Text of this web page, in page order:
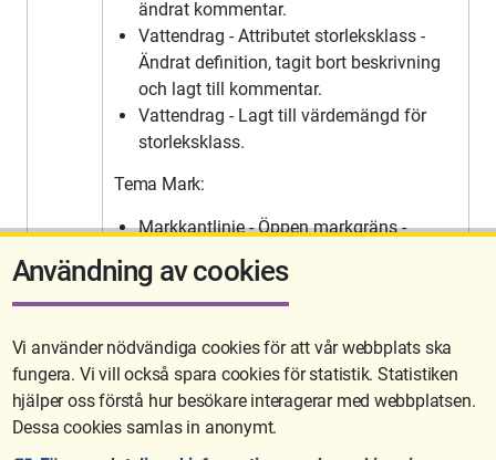
ändrat kommentar.
Vattendrag - Attributet storleksklass -
Ändrat definition, tagit bort beskrivning
och lagt till kommentar.
Vattendrag - Lagt till värdemängd för
storleksklass.
Tema Mark:
Markkantlinje - Öppen markgräns -
Ändrat definition.
Sidan uppdaterades senast: 2026-05-26 08:19
Användning av cookies
Vi använder nödvändiga cookies för att vår webbplats ska
fungera. Vi vill också spara cookies för statistik. Statistiken
hjälper oss förstå hur besökare interagerar med webbplatsen.
Dessa cookies samlas in anonymt.